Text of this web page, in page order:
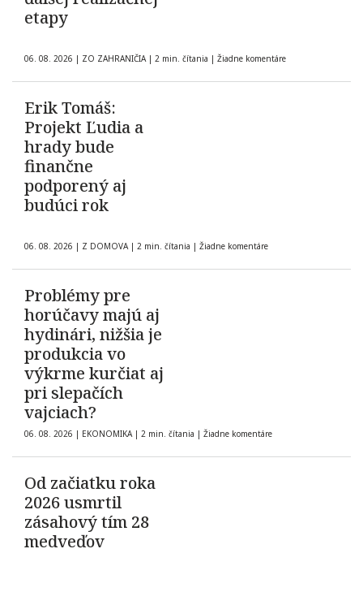
etapy
06. 08. 2026 | ZO ZAHRANIČIA | 2 min. čítania | Žiadne komentáre
Erik Tomáš:
Projekt Ľudia a
hrady bude
finančne
podporený aj
budúci rok
06. 08. 2026 | Z DOMOVA | 2 min. čítania | Žiadne komentáre
Problémy pre
horúčavy majú aj
hydinári, nižšia je
produkcia vo
výkrme kurčiat aj
pri slepačích
vajciach?
06. 08. 2026 | EKONOMIKA | 2 min. čítania | Žiadne komentáre
Od začiatku roka
2026 usmrtil
zásahový tím 28
medveďov